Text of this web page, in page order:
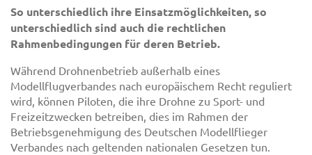
So unterschiedlich ihre Einsatzmöglichkeiten, so
unterschiedlich sind auch die rechtlichen
Rahmenbedingungen für deren Betrieb.
Während Drohnenbetrieb außerhalb eines
Modellflugverbandes nach europäischem Recht reguliert
wird, können Piloten, die ihre Drohne zu Sport- und
Freizeitzwecken betreiben, dies im Rahmen der
Betriebsgenehmigung des Deutschen Modellflieger
Verbandes nach geltenden nationalen Gesetzen tun.